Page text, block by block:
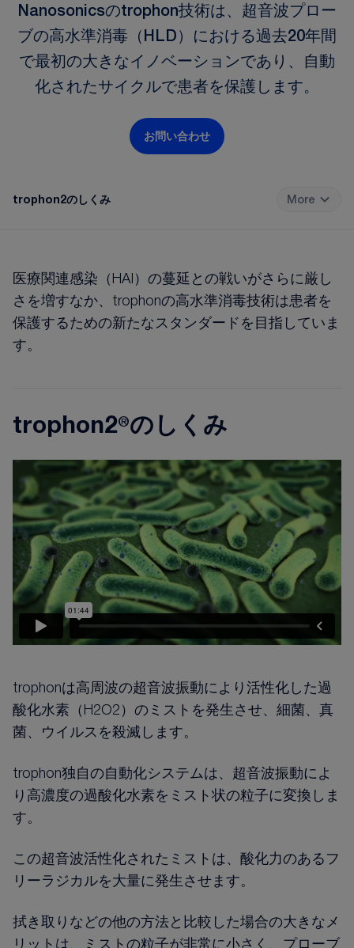
Nanosonicsのtrophon技術は、超音波プロー
ブの高水準消毒（HLD）における過去20年間
で最初の大きなイノベーションであり、自動
化されたサイクルで患者を保護します。
お問い合わせ
trophon2のしくみ More
医療関連感染（HAI）の蔓延との戦いがさらに厳し
さを増すなか、trophonの高水準消毒技術は患者を
保護するための新たなスタンダードを目指していま
す。
trophon2®のしくみ
trophonは高周波の超音波振動により活性化した過
酸化水素（H2O2）のミストを発生させ、細菌、真
菌、ウイルスを殺滅します。
trophon独自の自動化システムは、超音波振動によ
り高濃度の過酸化水素をミスト状の粒子に変換しま
す。
この超音波活性化されたミストは、酸化力のあるフ
リーラジカルを大量に発生させます。
拭き取りなどの他の方法と比較した場合の大きなメ
リットは、ミストの粒子が非常に小さく、プローブ